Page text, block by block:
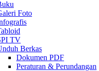
Foto
TV
Berkas
Dokumen PDF
Peraturan & Perundangan